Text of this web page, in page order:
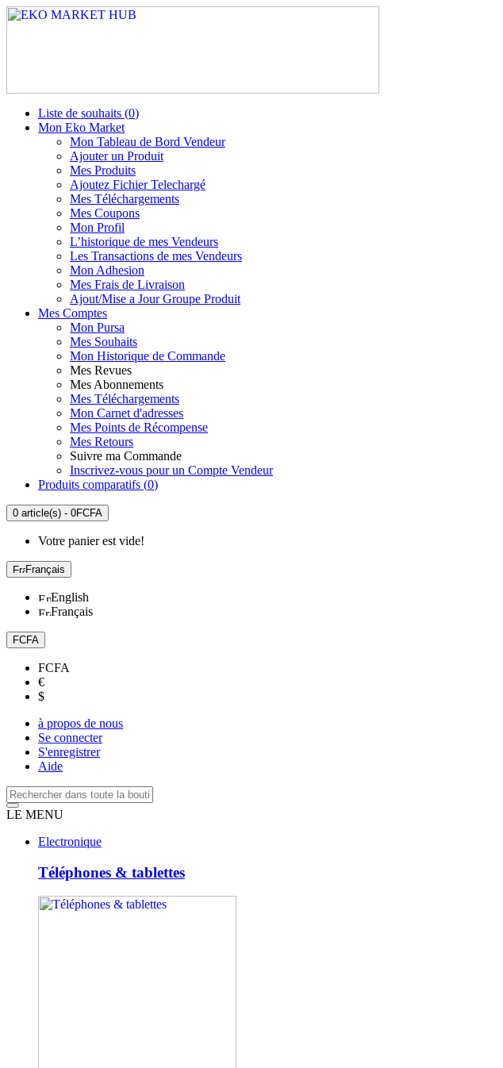
Liste de souhaits (0)
Mon Eko Market
Mon Tableau de Bord Vendeur
Ajouter un Produit
Mes Produits
Ajoutez Fichier Telechargé
Mes Téléchargements
Mes Coupons
Mon Profil
L’historique de mes Vendeurs
Les Transactions de mes Vendeurs
Mon Adhesion
Mes Frais de Livraison
Ajout/Mise a Jour Groupe Produit
Mes Comptes
Mon Pursa
Mes Souhaits
Mon Historique de Commande
Mes Revues
Mes Abonnements
Mes Téléchargements
Mon Carnet d'adresses
Mes Points de Récompense
Mes Retours
Suivre ma Commande
Inscrivez-vous pour un Compte Vendeur
Produits comparatifs (0)
0 article(s) - 0FCFA
Votre panier est vide!
Français
English
Français
FCFA
FCFA
€
$
à propos de nous
Se connecter
S'enregistrer
Aide
LE MENU
Electronique
Téléphones & tablettes